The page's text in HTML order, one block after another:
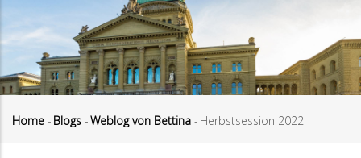
Home - Blogs -Weblog von Bettina - Herbstsession 2022